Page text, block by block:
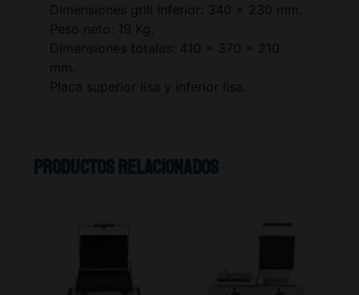
Dimensiones grill inferior: 340 x 230 mm.
Peso neto: 19 Kg.
Dimensiones totales: 410 x 370 x 210
mm.
Placa superior lisa y inferior lisa.
Productos relacionados